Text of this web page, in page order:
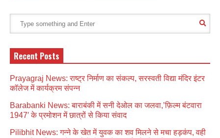
Recent Posts
Prayagraj News: राष्ट्र निर्माण का संकल्प, सरस्वती विद्या मंदिर इंटर
कॉलेज में कार्यक्रम संपन्न
Barabanki News: बाराबंकी में सनी देओल का जलवा,’फ़िल्म बंटवारा
1947′ के प्रमोशन में छात्रों से किया संवाद
Pilibhit News: गन्ने के खेत में युवक का शव मिलने से मचा हड़कंप, वही